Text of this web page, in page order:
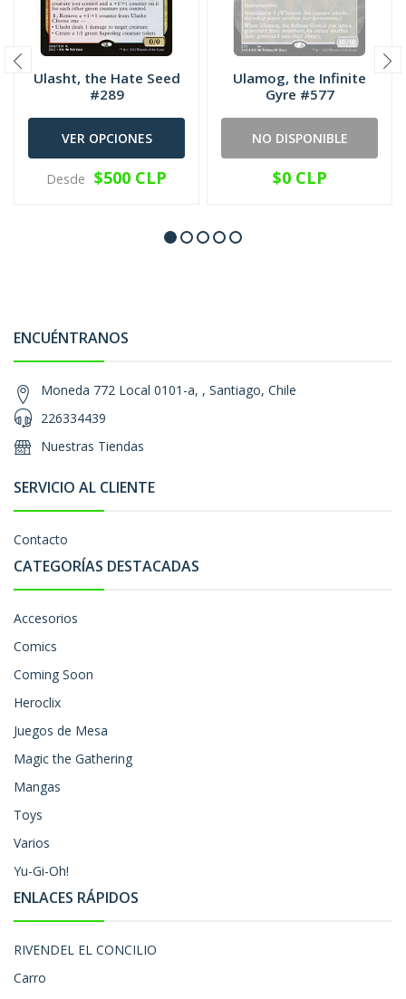
Ulasht, the Hate Seed
#289
VER OPCIONES
Desde $500 CLP
Ulamog, the Infinite
Gyre #577
NO DISPONIBLE
$0 CLP
ENCUÉNTRANOS
Moneda 772 Local 0101-a, , Santiago, Chile
226334439
Nuestras Tiendas
SERVICIO AL CLIENTE
Contacto
CATEGORÍAS DESTACADAS
Accesorios
Comics
Coming Soon
Heroclix
Juegos de Mesa
Magic the Gathering
Mangas
Toys
Varios
Yu-Gi-Oh!
ENLACES RÁPIDOS
RIVENDEL EL CONCILIO
Carro